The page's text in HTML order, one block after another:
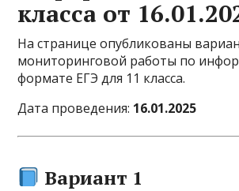
класса от
На странице опубликованы
мониторинговой работы по
формате ЕГЭ для 11 класса.
Дата проведения: 16.01.2025
Вариант 1